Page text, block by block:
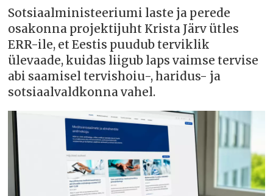
Sotsiaalministeeriumi laste ja perede
osakonna projektijuht Krista Järv ütles
ERR-ile, et Eestis puudub terviklik
ülevaade, kuidas liigub laps vaimse tervise
abi saamisel tervishoiu-, haridus- ja
sotsiaalvaldkonna vahel.